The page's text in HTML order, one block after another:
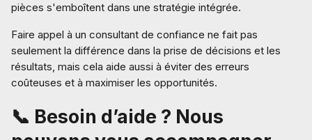
pièces s'emboîtent dans une stratégie intégrée.
Faire appel à un consultant de confiance ne fait pas
seulement la différence dans la prise de décisions et les
résultats, mais cela aide aussi à éviter des erreurs
coûteuses et à maximiser les opportunités.
📞 Besoin d’aide ? Nous